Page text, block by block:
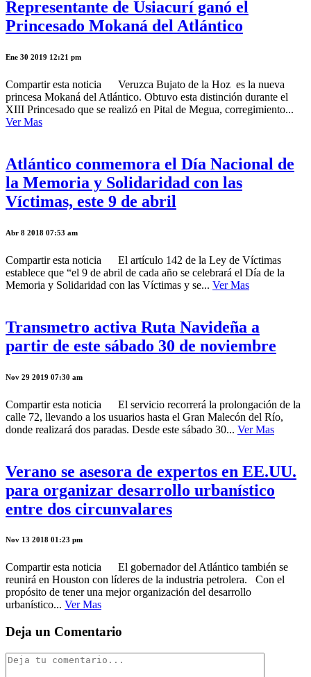
Representante de Usiacurí ganó el
Princesado Mokaná del Atlántico
Ene 30 2019 12:21 pm
Compartir esta noticia Veruzca Bujato de la Hoz es la nueva
princesa Mokaná del Atlántico. Obtuvo esta distinción durante el
XIII Princesado que se realizó en Pital de Megua, corregimiento...
Ver Mas
Atlántico conmemora el Día Nacional de
la Memoria y Solidaridad con las
Víctimas, este 9 de abril
Abr 8 2018 07:53 am
Compartir esta noticia El artículo 142 de la Ley de Víctimas
establece que “el 9 de abril de cada año se celebrará el Día de la
Memoria y Solidaridad con las Víctimas y se... Ver Mas
Transmetro activa Ruta Navideña a
partir de este sábado 30 de noviembre
Nov 29 2019 07:30 am
Compartir esta noticia El servicio recorrerá la prolongación de la
calle 72, llevando a los usuarios hasta el Gran Malecón del Río,
donde realizará dos paradas. Desde este sábado 30... Ver Mas
Verano se asesora de expertos en EE.UU.
para organizar desarrollo urbanístico
entre dos circunvalares
Nov 13 2018 01:23 pm
Compartir esta noticia El gobernador del Atlántico también se
reunirá en Houston con líderes de la industria petrolera. Con el
propósito de tener una mejor organización del desarrollo
urbanístico... Ver Mas
Deja un Comentario